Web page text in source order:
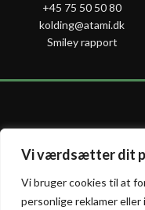
Vi værdsætter dit
Vi bruger cookies til at
personlige reklamer
+45 75 50 50 80
kolding@atami.dk
Smiley rapport
Atami Sushi
Odense
Kongensgade 74